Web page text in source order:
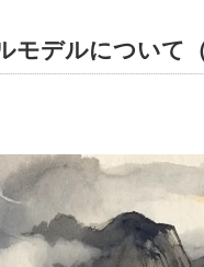
モデルについて